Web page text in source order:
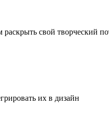
раскрыть свой творческий
их в дизайн